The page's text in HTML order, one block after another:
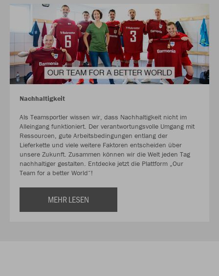
Nachhaltigkeit
Als Teamsportler wissen wir, dass Nachhaltigkeit nicht im
Alleingang funktioniert. Der verantwortungsvolle Umgang mit
Ressourcen, gute Arbeitsbedingungen entlang der
Lieferkette und viele weitere Faktoren entscheiden über
unsere Zukunft. Zusammen können wir die Welt jeden Tag
nachhaltiger gestalten. Entdecke jetzt die Plattform „Our
Team for a better World“!
MEHR LESEN